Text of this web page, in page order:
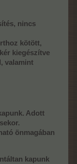
nincs
kötött,
kiegészítve
valamint
Adott
önmagában
kapunk